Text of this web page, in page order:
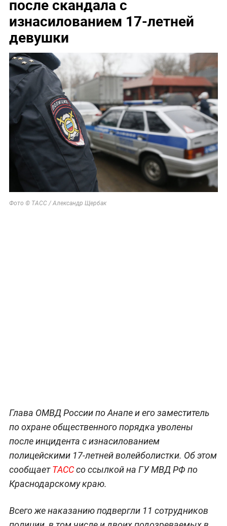
Погиб Александр Ермаков
Россияне массово снимают наличные
МИД Польши отреагировал на перенос посольства
России
По бежавшему из России Надеждину* нанесли новый
удар
Неизвестное существо утащило 15-летнего рыбака на
23 сентября 2019, 13:08
Главу полиции Анапы уволили
Фото © ТАСС / Александр Щербак